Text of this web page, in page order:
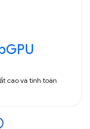
cao và tính toán